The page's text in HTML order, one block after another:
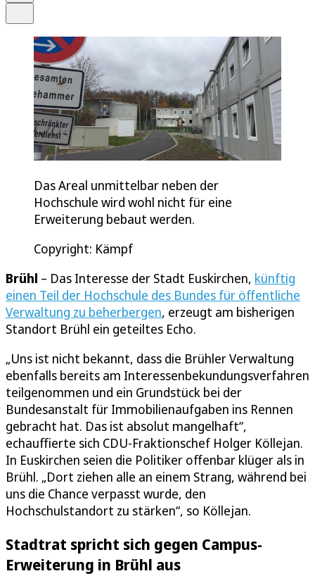
Das Areal unmittelbar neben der
Hochschule wird wohl nicht für eine
Erweiterung bebaut werden.
Copyright: Kämpf
Brühl – Das Interesse der Stadt Euskirchen, künftig
einen Teil der Hochschule des Bundes für öffentliche
Verwaltung zu beherbergen, erzeugt am bisherigen
Standort Brühl ein geteiltes Echo.
„Uns ist nicht bekannt, dass die Brühler Verwaltung
ebenfalls bereits am Interessenbekundungsverfahren
teilgenommen und ein Grundstück bei der
Bundesanstalt für Immobilienaufgaben ins Rennen
gebracht hat. Das ist absolut mangelhaft“,
echauffierte sich CDU-Fraktionschef Holger Köllejan.
In Euskirchen seien die Politiker offenbar klüger als in
Brühl. „Dort ziehen alle an einem Strang, während bei
uns die Chance verpasst wurde, den
Hochschulstandort zu stärken“, so Köllejan.
Stadtrat spricht sich gegen Campus-
Erweiterung in Brühl aus